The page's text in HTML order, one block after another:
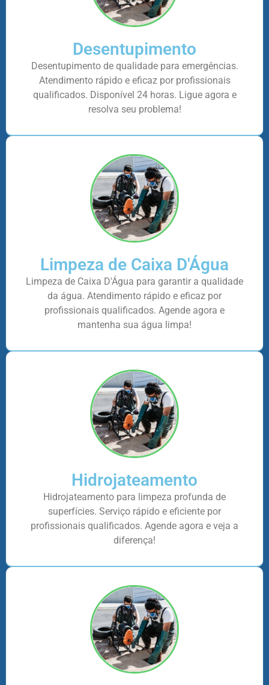
Desentupimento
Desentupimento de qualidade para emergências.
Atendimento rápido e eficaz por profissionais
qualificados. Disponível 24 horas. Ligue agora e
resolva seu problema!
Limpeza de Caixa D'Água
Limpeza de Caixa D'Água para garantir a qualidade
da água. Atendimento rápido e eficaz por
profissionais qualificados. Agende agora e
mantenha sua água limpa!
Hidrojateamento
Hidrojateamento para limpeza profunda de
superfícies. Serviço rápido e eficiente por
profissionais qualificados. Agende agora e veja a
diferença!